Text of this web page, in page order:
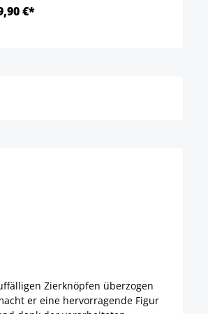
€*
Zierknöpfen überzogen
er eine hervorragende Figur